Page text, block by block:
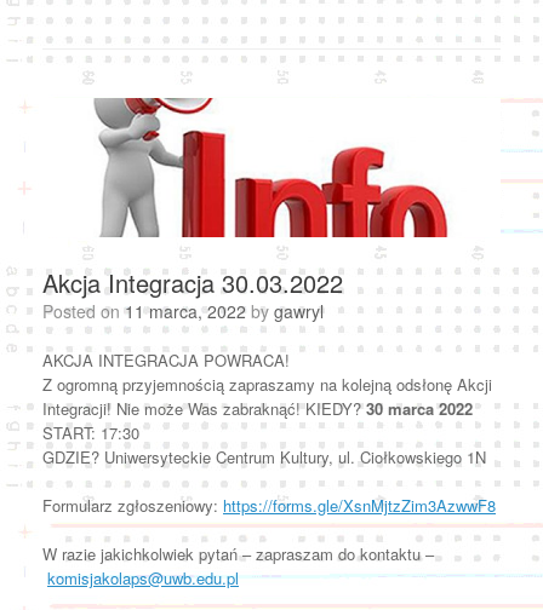
Akcja Integracja 30.03.2022
Posted on11 marca, 2022 by gawryl
AKCJA INTEGRACJA POWRACA!
Z ogromną przyjemnością zapraszamy na kolejną odsłonę Akcji
Integracji! Nie może Was zabraknąć! KIEDY?30 marca 2022
START: 17:30
GDZIE? Uniwersyteckie Centrum Kultury, ul. Ciołkowskiego 1N
Formularz zgłoszeniowy: https://forms.gle/XsnMjtzZim3AzwwF8
W razie jakichkolwiek pytań – zapraszam do kontaktu –
komisjakolaps@uwb.edu.pl